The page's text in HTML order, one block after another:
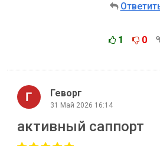
1 0
Геворг
31 Май 2026 16:14
активный саппорт